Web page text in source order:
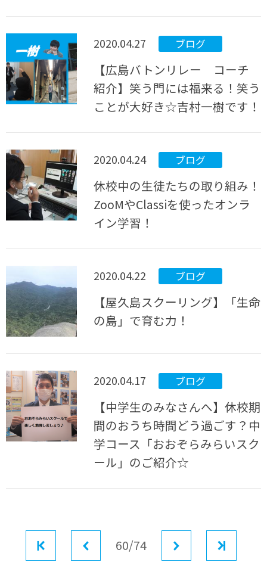
2020.04.27 ブログ
【広島バトンリレー コーチ
紹介】笑う門には福来る！笑う
ことが大好き☆吉村一樹です！
2020.04.24 ブログ
休校中の生徒たちの取り組み！
ZooMやClassiを使ったオンラ
イン学習！
2020.04.22 ブログ
【屋久島スクーリング】「生命
の島」で育む力！
2020.04.17 ブログ
【中学生のみなさんへ】休校期
間のおうち時間どう過ごす？中
学コース「おおぞらみらいスク
ール」のご紹介☆
前へ60/74